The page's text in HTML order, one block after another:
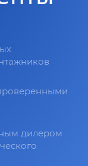
дилером